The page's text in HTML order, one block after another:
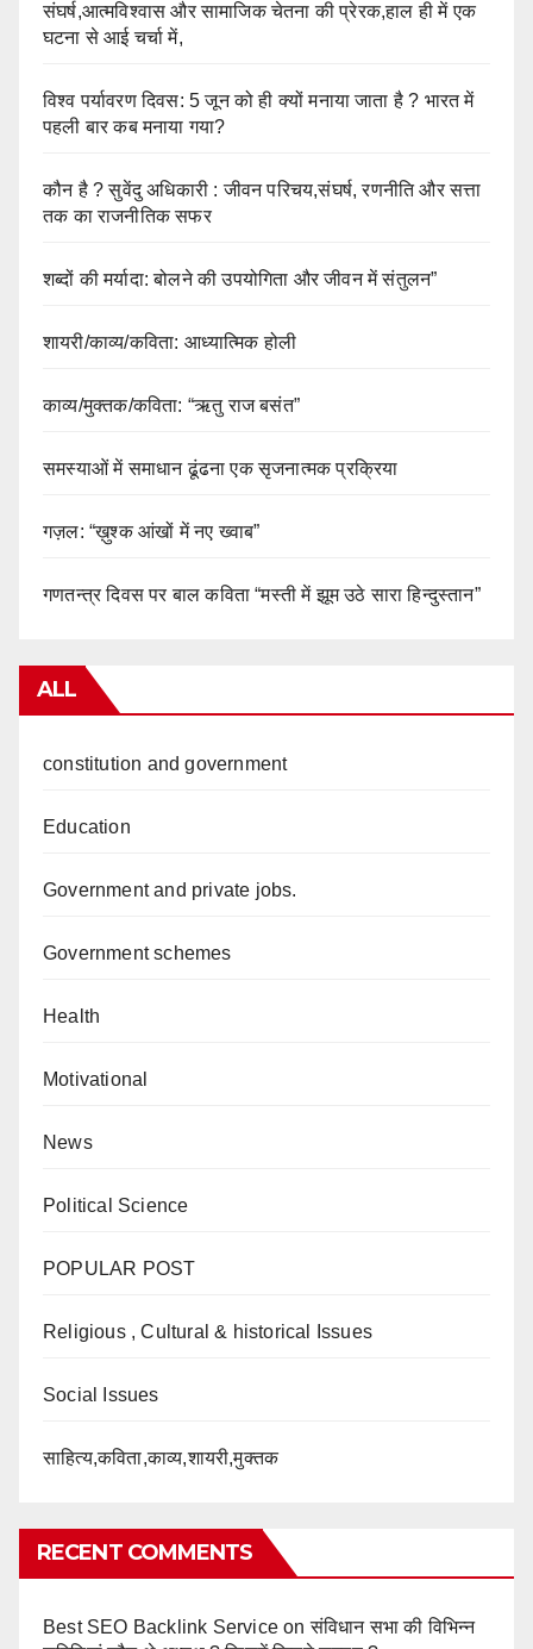
संघर्ष,आत्मविश्वास और सामाजिक चेतना की प्रेरक,हाल ही में एक
घटना से आई चर्चा में,
विश्व पर्यावरण दिवस: 5 जून को ही क्यों मनाया जाता है ? भारत में
पहली बार कब मनाया गया?
कौन है ? सुवेंदु अधिकारी : जीवन परिचय,संघर्ष, रणनीति और सत्ता
तक का राजनीतिक सफर
शब्दों की मर्यादा: बोलने की उपयोगिता और जीवन में संतुलन”
शायरी/काव्य/कविता: आध्यात्मिक होली
काव्य/मुक्तक/कविता: “ऋतु राज बसंत”
समस्याओं में समाधान ढूंढना एक सृजनात्मक प्रक्रिया
गज़ल: “ख़ुश्क आंखों में नए ख्वाब”
गणतन्त्र दिवस पर बाल कविता “मस्ती में झूम उठे सारा हिन्दुस्तान”
ALL
constitution and government
Education
Government and private jobs.
Government schemes
Health
Motivational
News
Political Science
POPULAR POST
Religious , Cultural & historical Issues
Social Issues
साहित्य,कविता,काव्य,शायरी,मुक्तक
RECENT COMMENTS
Best SEO Backlink Service onसंविधान सभा की विभिन्न